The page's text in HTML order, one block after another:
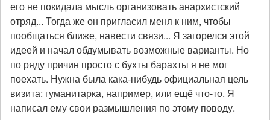
его не покидала мысль организовать анархистский
отряд... Тогда же он пригласил меня к ним, чтобы
пообщаться ближе, навести связи... Я загорелся этой
идеей и начал обдумывать возможные варианты. Но
по ряду причин просто с бухты барахты я не мог
поехать. Нужна была кака-нибудь официальная цель
визита: гуманитарка, например, или ещё что-то. Я
написал ему свои размышления по этому поводу.